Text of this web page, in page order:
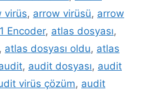
virüs, arrow virüsü, arrow
Encoder, atlas dosyası,
atlas dosyası oldu, atlas
, audit dosyası, audit
virüs çözüm, audit